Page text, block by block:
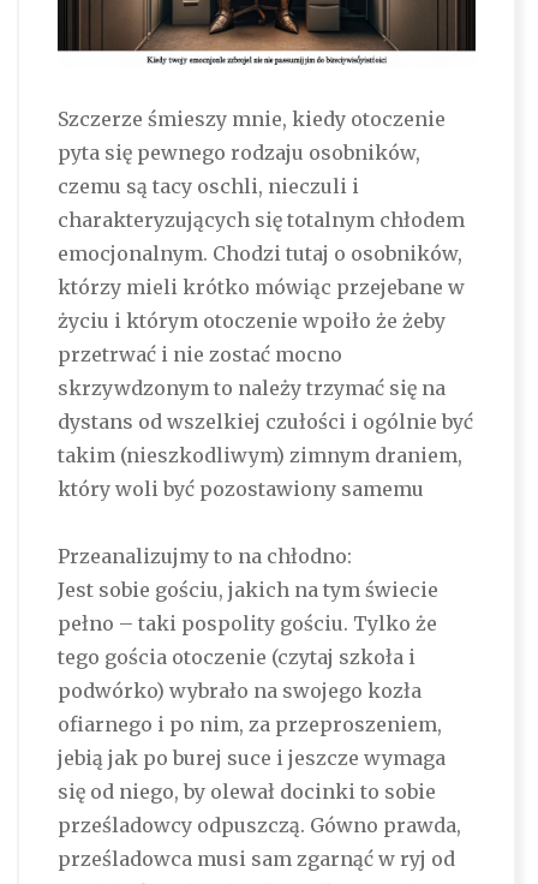
Szczerze śmieszy mnie, kiedy otoczenie
pyta się pewnego rodzaju osobników,
czemu są tacy oschli, nieczuli i
charakteryzujących się totalnym chłodem
emocjonalnym. Chodzi tutaj o osobników,
którzy mieli krótko mówiąc przejebane w
życiu i którym otoczenie wpoiło że żeby
przetrwać i nie zostać mocno
skrzywdzonym to należy trzymać się na
dystans od wszelkiej czułości i ogólnie być
takim (nieszkodliwym) zimnym draniem,
który woli być pozostawiony samemu
Przeanalizujmy to na chłodno:
Jest sobie gościu, jakich na tym świecie
pełno – taki pospolity gościu. Tylko że
tego gościa otoczenie (czytaj szkoła i
podwórko) wybrało na swojego kozła
ofiarnego i po nim, za przeproszeniem,
jebią jak po burej suce i jeszcze wymaga
się od niego, by olewał docinki to sobie
prześladowcy odpuszczą. Gówno prawda,
prześladowca musi sam zgarnąć w ryj od